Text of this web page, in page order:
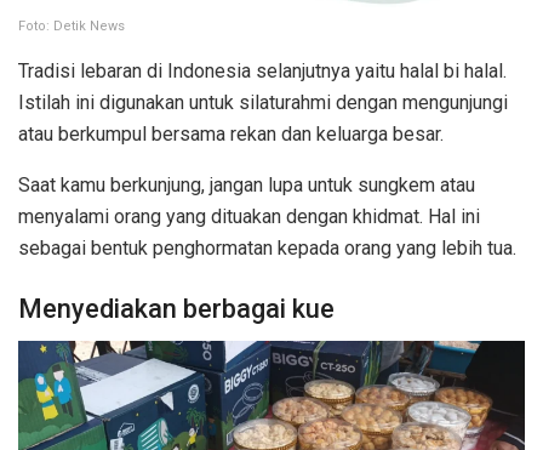
Foto: Detik News
Tradisi lebaran di Indonesia selanjutnya yaitu halal bi halal.
Istilah ini digunakan untuk silaturahmi dengan mengunjungi
atau berkumpul bersama rekan dan keluarga besar.
Saat kamu berkunjung, jangan lupa untuk sungkem atau
menyalami orang yang dituakan dengan khidmat. Hal ini
sebagai bentuk penghormatan kepada orang yang lebih tua.
Menyediakan berbagai kue